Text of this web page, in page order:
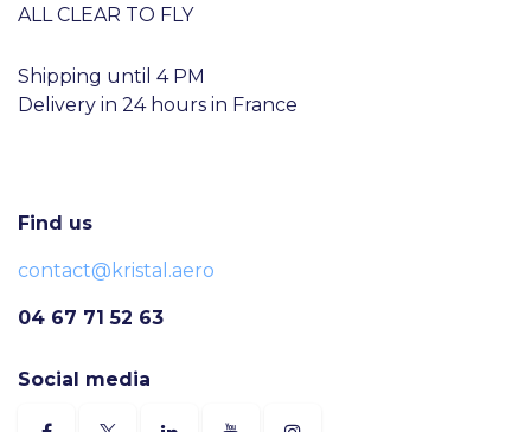
ALL CLEAR TO FLY
Shipping until 4 PM
Delivery in 24 hours in France
Find us
contact@kristal.aero
04 67 71 52 63
Social media